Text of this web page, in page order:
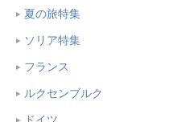
夏の旅特集
ソリア特集
フランス
ルクセンブルク